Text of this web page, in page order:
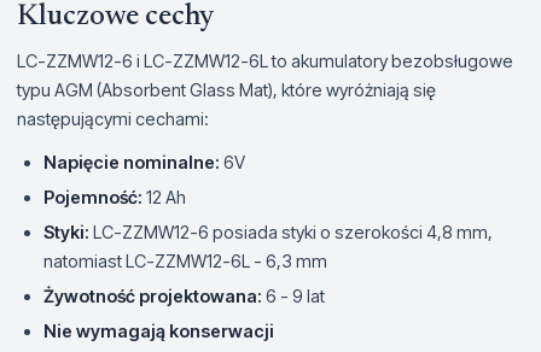
Kluczowe cechy
LC-ZZMW12-6 i LC-ZZMW12-6L to akumulatory bezobsługowe
typu AGM (Absorbent Glass Mat), które wyróżniają się
następującymi cechami:
Napięcie nominalne: 6V
Pojemność: 12 Ah
Styki: LC-ZZMW12-6 posiada styki o szerokości 4,8 mm,
natomiast LC-ZZMW12-6L - 6,3 mm
Żywotność projektowana: 6 - 9 lat
Nie wymagają konserwacji